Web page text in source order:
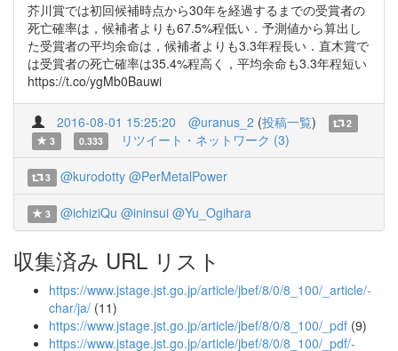
芥川賞では初回候補時点から30年を経過するまでの受賞者の
死亡確率は，候補者よりも67.5%程低い．予測値から算出し
た受賞者の平均余命は，候補者よりも3.3年程長い．直木賞で
は受賞者の死亡確率は35.4%程高く，平均余命も3.3年程短い
https://t.co/ygMb0Bauwi
2016-08-01 15:25:20 @uranus_2 (投稿一覧)
2
3
0.333 リツイート・ネットワーク (3)
3 @kurodotty @PerMetalPower
3 @ichiziQu @ininsui @Yu_Ogihara
収集済み URL リスト
https://www.jstage.jst.go.jp/article/jbef/8/0/8_100/_article/-
char/ja/ (11)
https://www.jstage.jst.go.jp/article/jbef/8/0/8_100/_pdf (9)
https://www.jstage.jst.go.jp/article/jbef/8/0/8_100/_pdf/-